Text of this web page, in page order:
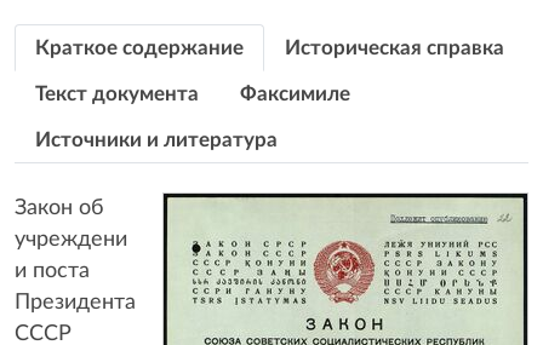
Краткое содержание Историческая справка
Текст документа Факсимиле
Источники и литература
Закон об
учреждени
и поста
Президента
СССР